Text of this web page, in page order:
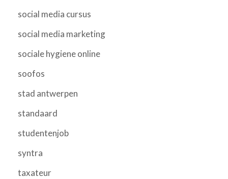
social media cursus
social media marketing
sociale hygiene online
soofos
stad antwerpen
standaard
studentenjob
syntra
taxateur